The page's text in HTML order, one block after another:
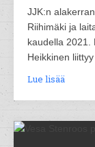
JJK:n
Riihimäki ja
kaudella 2021.
Heikkinen
Lue lisää